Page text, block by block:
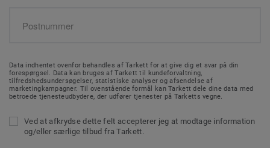
Data indhentet ovenfor behandles af Tarkett for at give dig et svar på din
forespørgsel. Data kan bruges af Tarkett til kundeforvaltning,
tilfredshedsundersøgelser, statistiske analyser og afsendelse af
marketingkampagner. Til ovenstående formål kan Tarkett dele dine data med
betroede tjenesteudbydere, der udfører tjenester på Tarketts vegne.
Ved at afkrydse dette felt accepterer jeg at modtage information
og/eller særlige tilbud fra Tarkett.